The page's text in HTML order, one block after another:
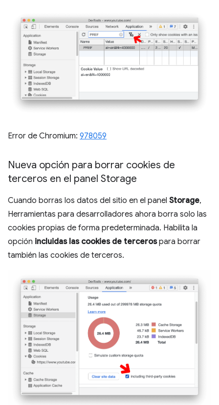
Error de Chromium: 978059
Nueva opción para borrar cookies de
terceros en el panel Storage
Cuando borras los datos del sitio en el panel Storage,
Herramientas para desarrolladores ahora borra solo las
cookies propias de forma predeterminada. Habilita la
opción incluidas las cookies de tercerospara borrar
también las cookies de terceros.